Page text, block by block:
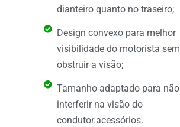
dianteiro quanto no traseiro;
Design convexo para melhor
visibilidade do motorista sem
obstruir a visão;
Tamanho adaptado para não
interferir na visão do
condutor.acessórios.